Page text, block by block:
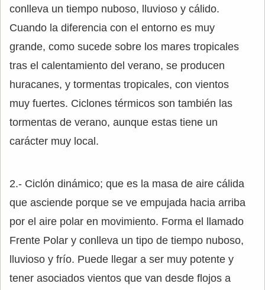
conlleva un tiempo nuboso, lluvioso y cálido.
Cuando la diferencia con el entorno es muy
grande, como sucede sobre los mares tropicales
tras el calentamiento del verano, se producen
huracanes, y tormentas tropicales, con vientos
muy fuertes. Ciclones térmicos son también las
tormentas de verano, aunque estas tiene un
carácter muy local.
2.- Ciclón dinámico; que es la masa de aire cálida
que asciende porque se ve empujada hacia arriba
por el aire polar en movimiento. Forma el llamado
Frente Polar y conlleva un tipo de tiempo nuboso,
lluvioso y frío. Puede llegar a ser muy potente y
tener asociados vientos que van desde flojos a